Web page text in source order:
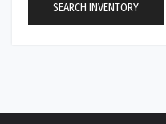
SEARCH INVENTORY